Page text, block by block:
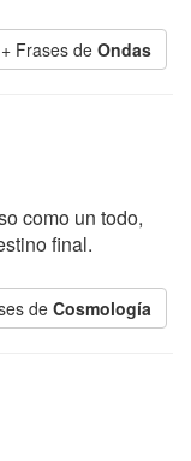
+ Frases de Ondas
como un todo,
final.
de Cosmología